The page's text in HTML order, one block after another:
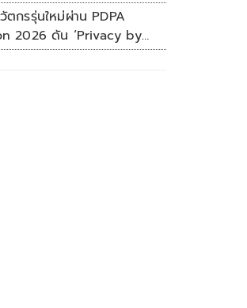
กรรุ่นใหม่ผ่าน PDPA
2026 ดัน ‘Privacy by
all’ สู่โซลูชันคุ้มครอง